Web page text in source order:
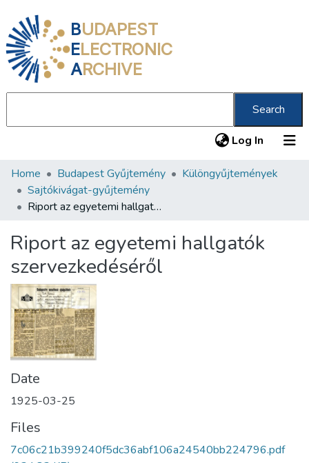
BUDAPEST
ELECTRONIC
ARCHIVE
Search
Log In (current)
Communities & Collections
All of DSpace
About us
Home Budapest Gyűjtemény
Különgyűjtemények
Sajtókivágat-gyűjtemény
Riport az egyetemi hallgatók szervezkedéséről
Riport az egyetemi hallgatók
szervezkedéséről
Date
1925-03-25
Files
7c06c21b399240f5dc36abf106a24540bb224796.pdf